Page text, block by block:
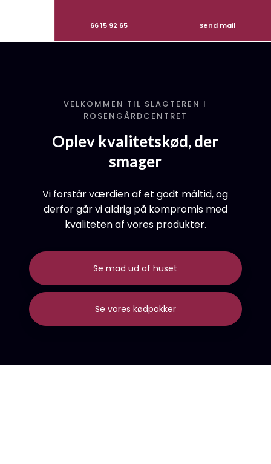
66 15 92 65 Send mail
VELKOMMEN TIL SLAGTEREN I
ROSENGÅRDCENTRET
Oplev kvalitetskød, der
smager
Vi forstår værdien af et godt måltid, og
derfor går vi aldrig på kompromis med
kvaliteten af vores produkter.
Se mad ud af huset
Se vores kødpakker